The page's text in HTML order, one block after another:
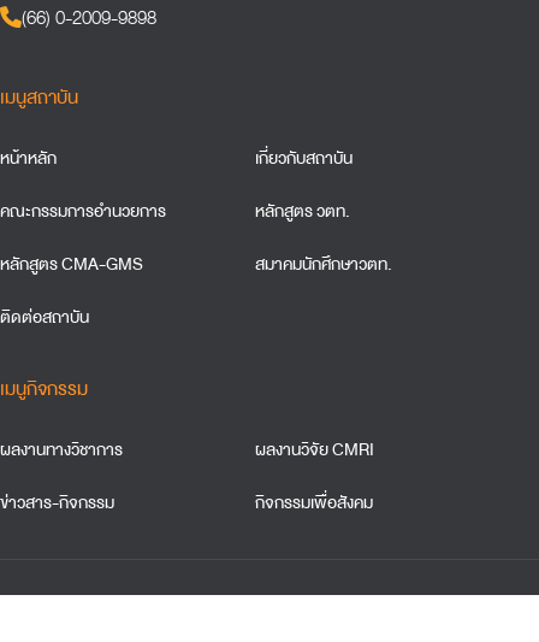
(66) 0-2009-9898
เมนูสถาบัน
หน้าหลัก
เกี่ยวกับสถาบัน
คณะกรรมการอำนวยการ
หลักสูตร วตท.
หลักสูตร CMA-GMS
สมาคมนักศึกษาวตท.
ติดต่อสถาบัน
เมนูกิจกรรม
ผลงานทางวิชาการ
ผลงานวิจัย CMRI
ข่าวสาร-กิจกรรม
กิจกรรมเพื่อสังคม